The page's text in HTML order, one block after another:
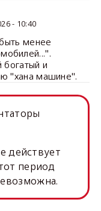
- 10:40
менее
богатый и
"хана машине".
действует
период